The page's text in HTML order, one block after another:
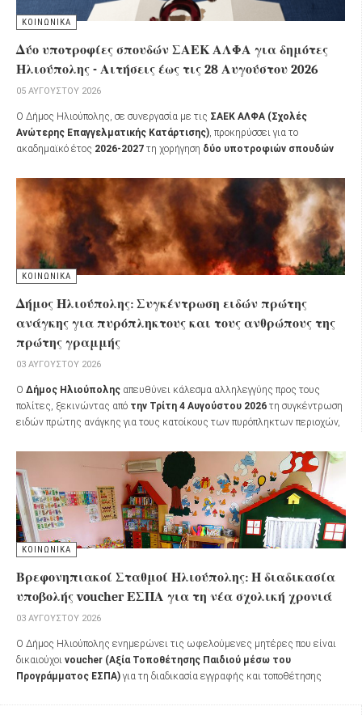
ΚΟΙΝΩΝΙΚΑ
Δύο υποτροφίες σπουδών ΣΑΕΚ ΑΛΦΑ για δημότες
Ηλιούπολης - Αιτήσεις έως τις 28 Αυγούστου 2026
05 ΑΥΓΟΎΣΤΟΥ 2026
Ο Δήμος Ηλιούπολης, σε συνεργασία με τις ΣΑΕΚ ΑΛΦΑ (Σχολές
Ανώτερης Επαγγελματικής Κατάρτισης), προκηρύσσει για το
ακαδημαϊκό έτος 2026-2027 τη χορήγηση δύο υποτροφιών σπουδών
αλλά αντιμετωπίζουν οικονομικές δυσκολίες.
ΚΟΙΝΩΝΙΚΑ
Δήμος Ηλιούπολης: Συγκέντρωση ειδών πρώτης
ανάγκης για πυρόπληκτους και τους ανθρώπους της
πρώτης γραμμής
03 ΑΥΓΟΎΣΤΟΥ 2026
Ο Δήμος Ηλιούπολης απευθύνει κάλεσμα αλληλεγγύης προς τους
πολίτες, ξεκινώντας από την Τρίτη 4 Αυγούστου 2026 τη συγκέντρωση
ειδών πρώτης ανάγκης για τους κατοίκους των πυρόπληκτων περιοχών,
πυρκαγιών.
ΚΟΙΝΩΝΙΚΑ
Βρεφονηπιακοί Σταθμοί Ηλιούπολης: Η διαδικασία
υποβολής voucher ΕΣΠΑ για τη νέα σχολική χρονιά
03 ΑΥΓΟΎΣΤΟΥ 2026
Ο Δήμος Ηλιούπολης ενημερώνει τις ωφελούμενες μητέρες που είναι
δικαιούχοι voucher (Αξία Τοποθέτησης Παιδιού μέσω του
Προγράμματος ΕΣΠΑ) για τη διαδικασία εγγραφής και τοποθέτησης
Διοίκησης Αλληλεγγύης, Φροντίδας και Αγωγήςγια το σχολικό έτος